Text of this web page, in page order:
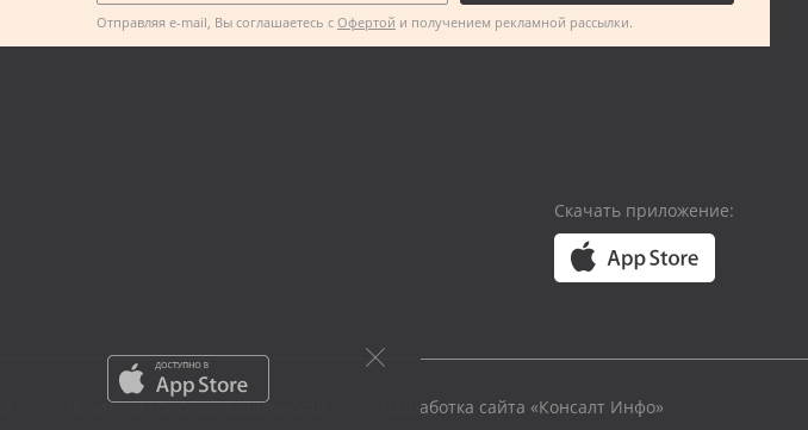
Отправляя e-mail, Вы соглашаетесь с Офертой и получением рекламной рассылки.
Скачать приложение:
Политика конфиденциальности Разработка сайта «Консалт Инфо»